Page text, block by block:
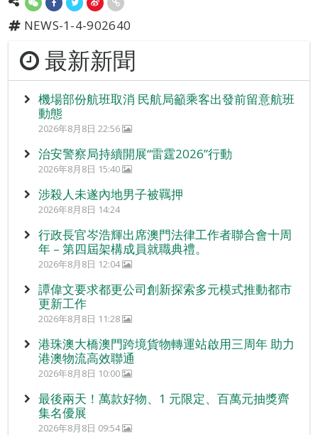
NEWS-1-4-902640
最新新聞
機場部份航班取消 民航局籲乘客出發前留意航班
動態
2026年8月8日 22:56
治安警察局持續開展“雷霆2026”行動
2026年8月8日 15:40
涉殺人未遂內地男子被羈押
2026年8月8日 14:24
行政長官岑浩輝出席澳門法律工作者聯合會十周
年 – 第四屆架構成員就職典禮。
2026年8月8日 12:04
譚偉文要求都更公司創新探索多元模式推動都市
更新工作
2026年8月8日 11:28
港珠澳大橋澳門跨境貨物轉運站啟用三周年 助力
港澳物流高效聯通
2026年8月8日 10:00
最後兩天！萬款好物、1 元限定、百萬元抽獎齊
集名優展
2026年8月8日 09:54